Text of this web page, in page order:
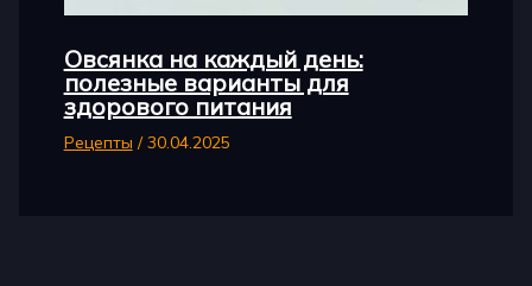
Овсянка на каждый день:
полезные варианты для
здорового питания
Рецепты /30.04.2025